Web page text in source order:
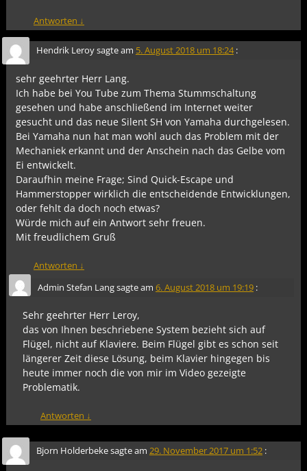
Antworten ↓
Hendrik Leroysagte am 5. August 2018 um 18:24 :
sehr geehrter Herr Lang.
Ich habe bei You Tube zum Thema Stummschaltung
gesehen und habe anschließend im Internet weiter
gesucht und das neue Silent SH von Yamaha durchgelesen.
Bei Yamaha nun hat man wohl auch das Problem mit der
Mechaniek erkannt und der Anschein nach das Gelbe vom
Ei entwickelt.
Daraufhin meine Frage; Sind Quick-Escape und
Hammerstopper wirklich die entscheidende Entwicklungen,
oder fehlt da doch noch etwas?
Würde mich auf ein Antwort sehr freuen.
Mit freudlichem Gruß
Antworten ↓
Admin Stefan Langsagte am 6. August 2018 um 19:19 :
Sehr geehrter Herr Leroy,
das von Ihnen beschriebene System bezieht sich auf
Flügel, nicht auf Klaviere. Beim Flügel gibt es schon seit
längerer Zeit diese Lösung, beim Klavier hingegen bis
heute immer noch die von mir im Video gezeigte
Problematik.
Antworten ↓
Bjorn Holderbekesagte am 29. November 2017 um 1:52 :